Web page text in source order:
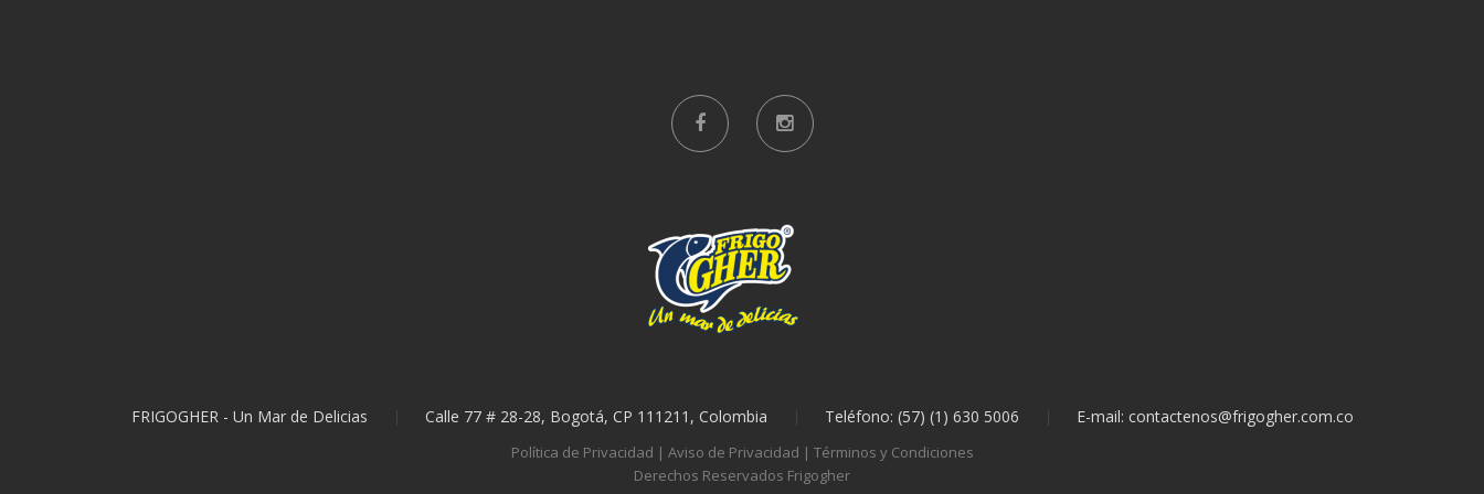
FRIGOGHER - Un Mar de Delicias Calle 77 # 28-28, Bogotá, CP 111211, Colombia Teléfono: (57) (1) 630 5006 E-mail: contactenos@frigogher.com.co
Política de Privacidad | Aviso de Privacidad | Términos y Condiciones
Derechos Reservados Frigogher